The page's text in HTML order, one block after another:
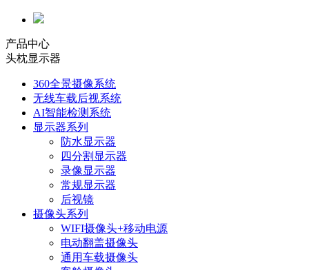
产品中心
头枕显示器
360全景摄像系统
无线车载后视系统
AI智能检测系统
显示器系列
防水显示器
四分割显示器
录像显示器
常规显示器
后视镜
摄像头系列
WIFI摄像头+移动电源
电动翻盖摄像头
通用车载摄像头